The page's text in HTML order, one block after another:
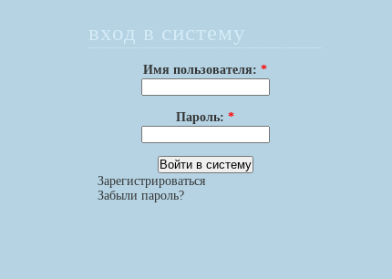
вход в систему
Имя пользователя:*
Пароль:*
Зарегистрироваться
Забыли пароль?